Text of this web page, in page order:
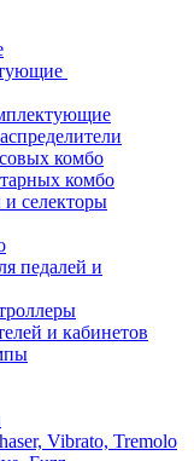
комбо
комбо
селекторы
педалей и
и кабинетов
Vibrato, Tremolo